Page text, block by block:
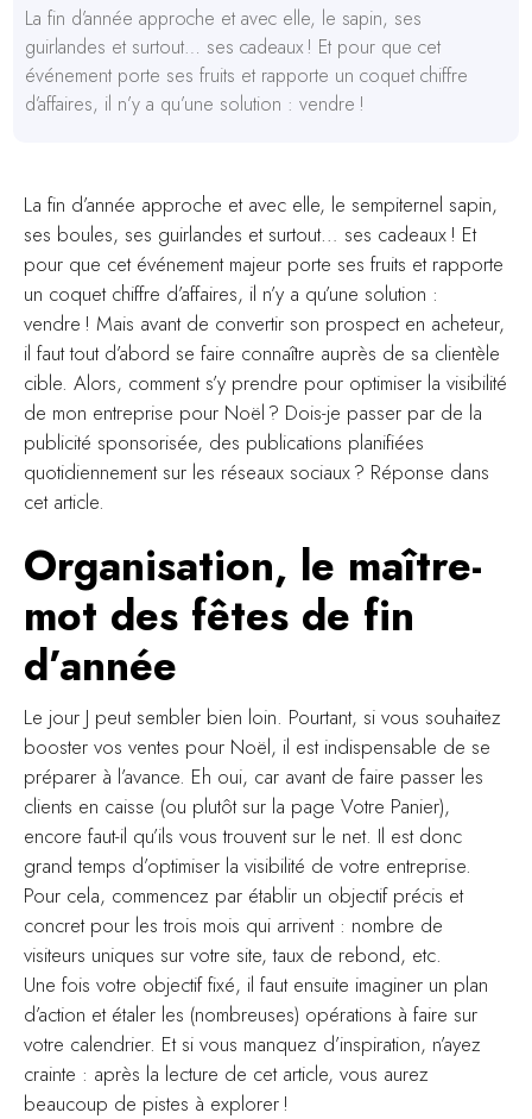
La fin d’année approche et avec elle, le sapin, ses
guirlandes et surtout… ses cadeaux ! Et pour que cet
événement porte ses fruits et rapporte un coquet chiffre
d’affaires, il n’y a qu’une solution : vendre !
La fin d’année approche et avec elle, le sempiternel sapin,
ses boules, ses guirlandes et surtout… ses cadeaux ! Et
pour que cet événement majeur porte ses fruits et rapporte
un coquet chiffre d’affaires, il n’y a qu’une solution :
vendre ! Mais avant de convertir son prospect en acheteur,
il faut tout d’abord se faire connaître auprès de sa clientèle
cible. Alors, comment s’y prendre pour optimiser la visibilité
de mon entreprise pour Noël ? Dois-je passer par de la
publicité sponsorisée, des publications planifiées
quotidiennement sur les réseaux sociaux ? Réponse dans
cet article.
Organisation, le maître-
mot des fêtes de fin
d’année
Le jour J peut sembler bien loin. Pourtant, si vous souhaitez
booster vos ventes pour Noël, il est indispensable de se
préparer à l’avance. Eh oui, car avant de faire passer les
clients en caisse (ou plutôt sur la page Votre Panier),
encore faut-il qu’ils vous trouvent sur le net. Il est donc
grand temps d’optimiser la visibilité de votre entreprise.
Pour cela, commencez par établir un objectif précis et
concret pour les trois mois qui arrivent : nombre de
visiteurs uniques sur votre site, taux de rebond, etc.
Une fois votre objectif fixé, il faut ensuite imaginer un plan
d’action et étaler les (nombreuses) opérations à faire sur
votre calendrier. Et si vous manquez d’inspiration, n’ayez
crainte : après la lecture de cet article, vous aurez
beaucoup de pistes à explorer !